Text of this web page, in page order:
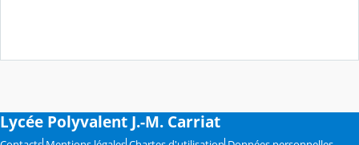
Lycée Polyvalent J.-M. Carriat